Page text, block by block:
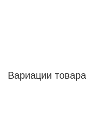
Вариации товара